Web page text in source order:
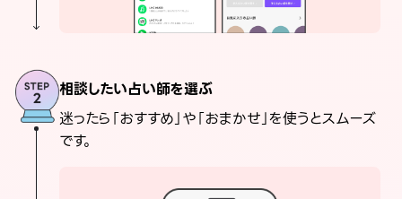
相談したい占い師を選ぶ
迷ったら「おすすめ」や「おまかせ」を使うとスムーズ
です。